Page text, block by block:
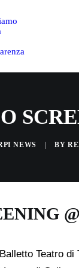
NEWS BY
Teatro di